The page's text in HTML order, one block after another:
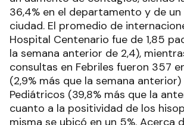
36,4% en el departamento y de un
ciudad. El promedio de
Hospital Centenario fue de 1,85
la semana anterior de 2,4),
consultas en Febriles fueron 357
(2,9% más que la semana
Pediátricos (39,8% más que la
cuanto a la positividad de los
misma se ubicó en un 5%. Acerca